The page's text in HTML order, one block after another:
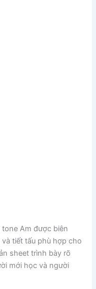
Am được biên
tiết tấu phù hợp cho
sheet trình bày rõ
mới học và người